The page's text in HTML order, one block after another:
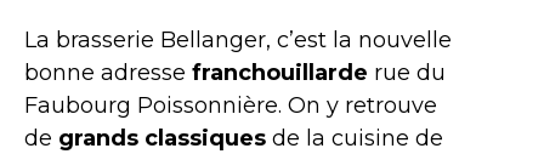
La brasserie Bellanger, c’est la nouvelle
bonne adresse franchouillarde rue du
Faubourg Poissonnière. On y retrouve
de grands classiques de la cuisine de